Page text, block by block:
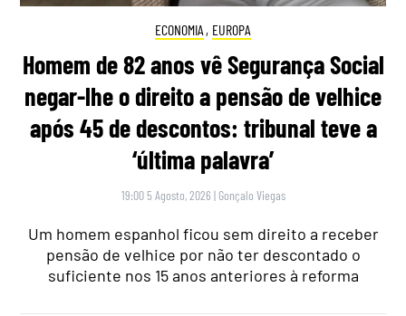
ECONOMIA , EUROPA
Homem de 82 anos vê Segurança Social
negar-lhe o direito a pensão de velhice
após 45 de descontos: tribunal teve a
‘última palavra’
19:00 5 Agosto, 2026 | Gonçalo Viegas
Um homem espanhol ficou sem direito a receber
pensão de velhice por não ter descontado o
suficiente nos 15 anos anteriores à reforma